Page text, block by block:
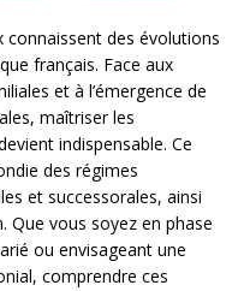
connaissent des évolutions
français. Face aux
et à l’émergence de
maîtriser les
indispensable. Ce
des régimes
et successorales, ainsi
Que vous soyez en phase
ou envisageant une
comprendre ces